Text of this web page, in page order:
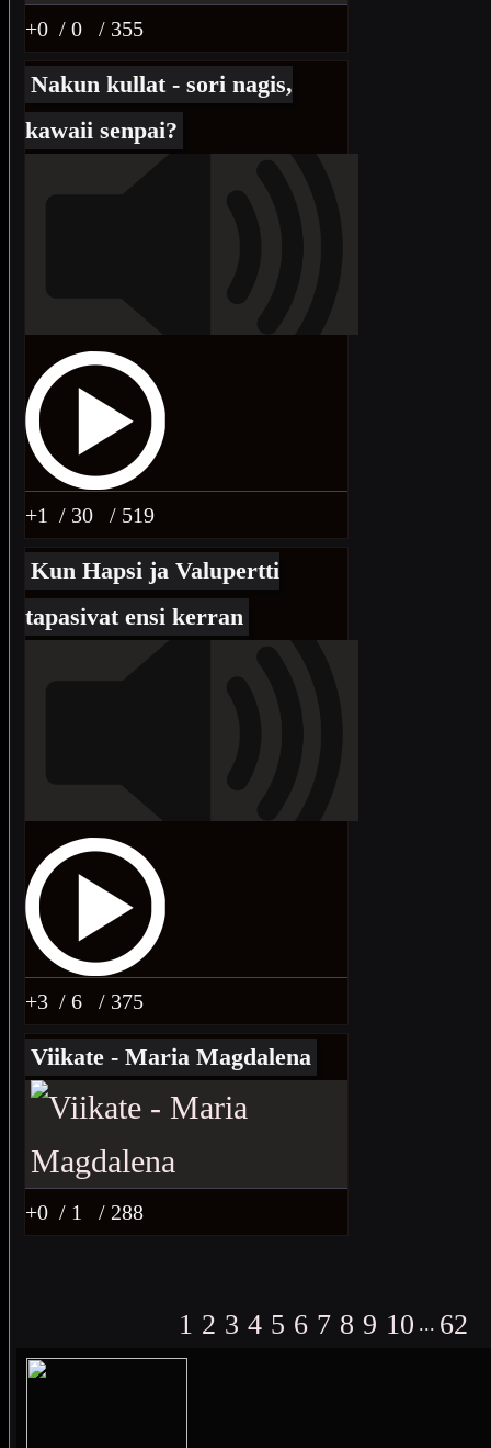
+0 / 0 / 355
Nakun kullat - sori nagis,
kawaii senpai?
+1 / 30 / 519
Kun Hapsi ja Valupertti
tapasivat ensi kerran
+3 / 6 / 375
Viikate - Maria Magdalena
+0 / 1 / 288
1 2 3 4 5 6 7 8 9 10 ... 62